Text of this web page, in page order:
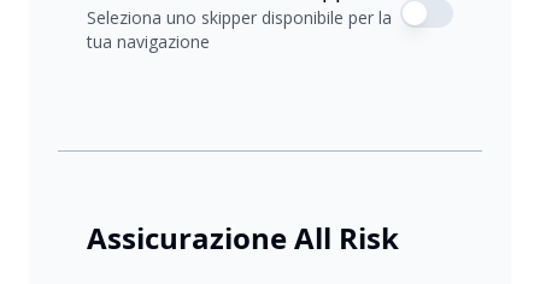
Seleziona uno skipper disponibile per la
tua navigazione
Assicurazione All Risk